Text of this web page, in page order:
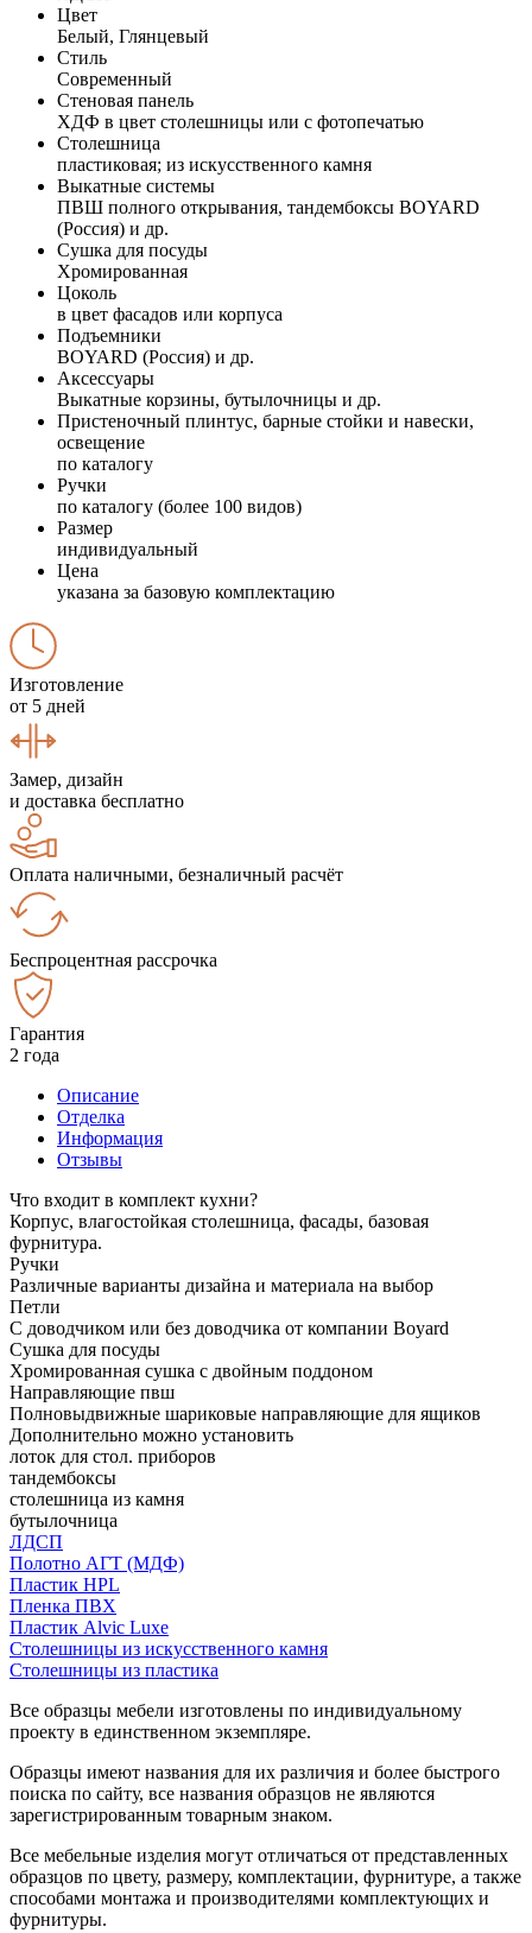
Цвет
Белый, Глянцевый
Стиль
Современный
Стеновая панель
ХДФ в цвет столешницы или с фотопечатью
Столешница
пластиковая; из искусственного камня
Выкатные системы
ПВШ полного открывания, тандембоксы BOYARD
(Россия) и др.
Сушка для посуды
Хромированная
Цоколь
в цвет фасадов или корпуса
Подъемники
BOYARD (Россия) и др.
Аксессуары
Выкатные корзины, бутылочницы и др.
Пристеночный плинтус, барные стойки и навески,
освещение
по каталогу
Ручки
по каталогу (более 100 видов)
Размер
индивидуальный
Цена
указана за базовую комплектацию
Изготовление
от 5 дней
Замер, дизайн
и доставка бесплатно
Оплата наличными, безналичный расчёт
Беспроцентная рассрочка
Гарантия
2 года
Описание
Отделка
Информация
Отзывы
Что входит в комплект кухни?
Корпус, влагостойкая столешница, фасады, базовая
фурнитура.
Ручки
Различные варианты дизайна и материала на выбор
Петли
С доводчиком или без доводчика от компании Boyard
Сушка для посуды
Хромированная сушка с двойным поддоном
Направляющие пвш
Полновыдвижные шариковые направляющие для ящиков
Дополнительно можно установить
лоток для стол. приборов
тандембоксы
столешница из камня
бутылочница
ЛДСП
Полотно АГТ (МДФ)
Пластик HPL
Пленка ПВХ
Пластик Alvic Luxe
Столешницы из искусственного камня
Столешницы из пластика
Все образцы мебели изготовлены по индивидуальному
проекту в единственном экземпляре.
Образцы имеют названия для их различия и более быстрого
поиска по сайту, все названия образцов не являются
зарегистрированным товарным знаком.
Все мебельные изделия могут отличаться от представленных
образцов по цвету, размеру, комплектации, фурнитуре, а также
способами монтажа и производителями комплектующих и
фурнитуры.